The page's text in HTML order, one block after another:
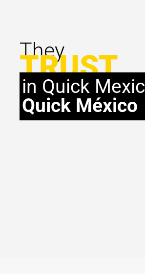
They
TRUST
in Quick
Quick México